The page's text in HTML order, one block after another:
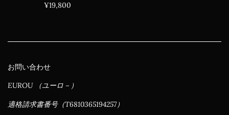
通
¥19,800
お問い合わせ
EUROU （ユーロ－）
適格請求書番号（T6810365194257）